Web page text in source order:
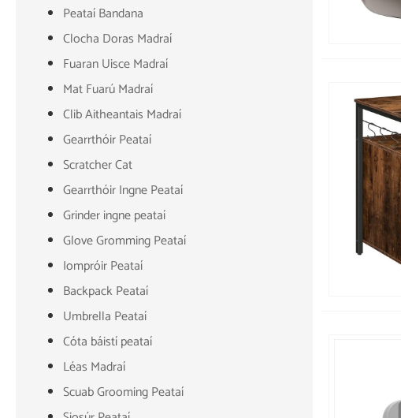
Peataí Bandana
Clocha Doras Madraí
Fuaran Uisce Madraí
Mat Fuarú Madraí
Clib Aitheantais Madraí
Gearrthóir Peataí
Scratcher Cat
Gearrthóir Ingne Peataí
Grinder ingne peataí
Glove Gromming Peataí
Iompróir Peataí
Backpack Peataí
Umbrella Peataí
Cóta báistí peataí
Léas Madraí
Scuab Grooming Peataí